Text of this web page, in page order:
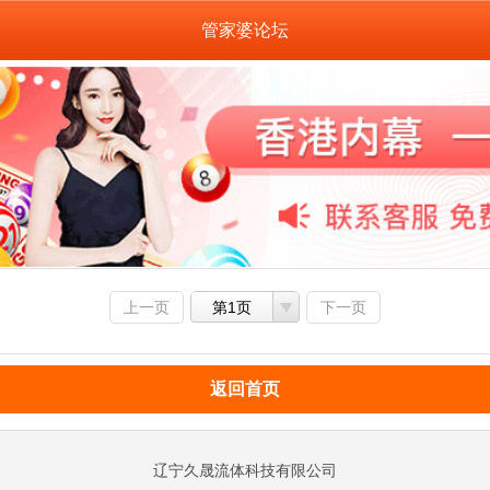
管家婆论坛
上一页 第1页 下一页
返回首页
辽宁久晟流体科技有限公司